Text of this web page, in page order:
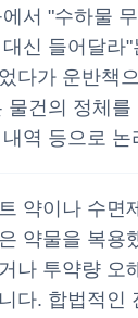
서 "수하물
신 들어달라
다가 운반책
물건의 정체
역 등으로
약이나 수면
약물을 복용
나 투약량 오
다. 합법적인